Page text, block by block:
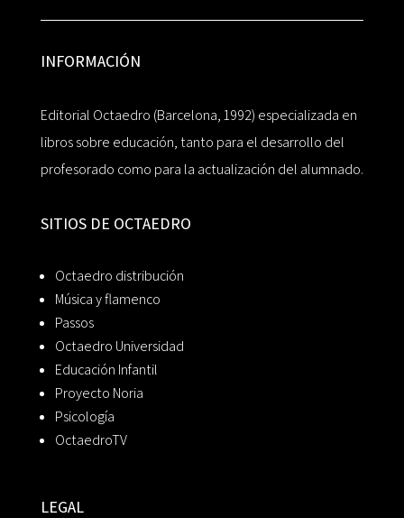
INFORMACIÓN
Editorial Octaedro (Barcelona, 1992) especializada en
libros sobre educación, tanto para el desarrollo del
profesorado como para la actualización del alumnado.
SITIOS DE OCTAEDRO
Octaedro distribución
Música y flamenco
Passos
Octaedro Universidad
Educación Infantil
Proyecto Noria
Psicología
OctaedroTV
LEGAL